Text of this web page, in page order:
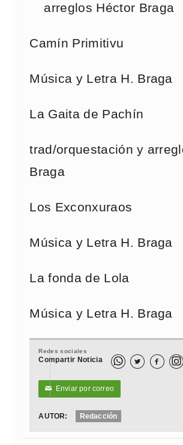
arreglos Héctor Braga
Camín Primitivu
Música y Letra H. Braga
La Gaita de Pachín
trad/orquestación y
Braga
Los Exconxuraos
Música y Letra H. Braga
La fonda de Lola
Música y Letra H. Braga
Redes sociales
Compartir Noticia  
✉ Enviar por correo
AUTOR: Redacción